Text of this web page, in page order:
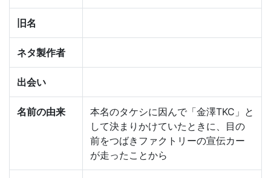
旧名
ネタ製作者
出会い
名前の由来
本名のタケシに因んで「金澤TKC」と
して決まりかけていたときに、目の
前をつばきファクトリーの宣伝カー
が走ったことから